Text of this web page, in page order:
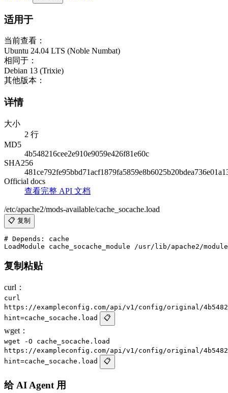
适用于
当前查看：
Ubuntu 24.04 LTS (Noble Numbat)
相同于：
Debian 13 (Trixie)
其他版本：
详情
大小
2 行
MD5
4b548216cee2e910e9059e426f81e60c
SHA256
Official docs
查看完整 API 文档
/etc/apache2/mods-available/cache_socache.load
📋 复制
# Depends: cache
复制粘贴
curl：
curl
https://exampleconfig.com/api/v1/config/original/
hint=cache_socache.load
📋
wget：
wget -O cache_socache.load
https://exampleconfig.com/api/v1/config/original/
hint=cache_socache.load
📋
给 AI Agent 用